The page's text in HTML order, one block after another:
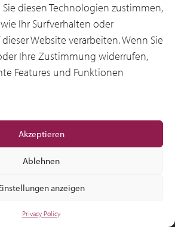
diesen Technologien zustimmen,
Ihr Surfverhalten oder
Website verarbeiten. Wenn Sie
Ihre Zustimmung widerrufen,
Features und Funktionen
Akzeptieren
Ablehnen
anzeigen
Privacy Policy
Leasing, Inc. All Right Reserved.